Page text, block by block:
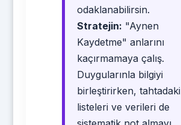
odaklanabilirsin.
Stratejin: "Aynen
Kaydetme" anlarını
kaçırmamaya çalış.
Duygularınla bilgiyi
birleştirirken, tahtadaki
listeleri ve verileri de